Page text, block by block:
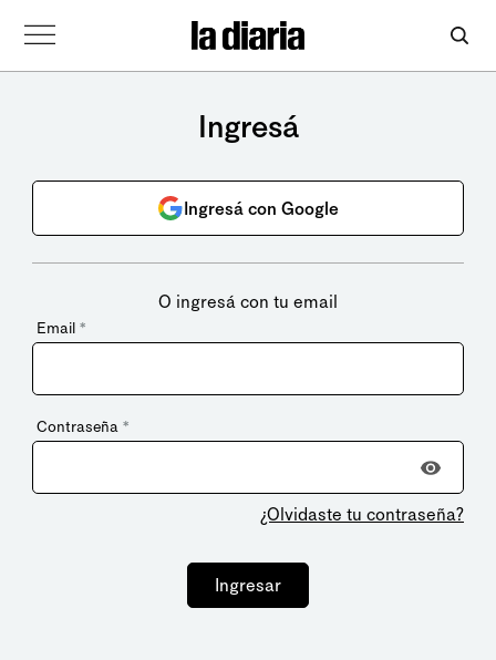
Ingresá
Ingresá con Google
O ingresá con tu email
Email *
Contraseña *
¿Olvidaste tu contraseña?
Ingresar